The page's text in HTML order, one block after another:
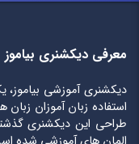
معرفی دیکشنری بیاموز
دیکشنری آموزشی
استفاده زبان آموزان
طراحی این دیکشنری